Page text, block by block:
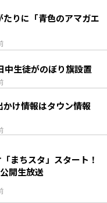
りに「青色のアマガエ
中生徒がのぼり旗設置
け情報はタウン情報
まちスタ」スタート！
開生放送